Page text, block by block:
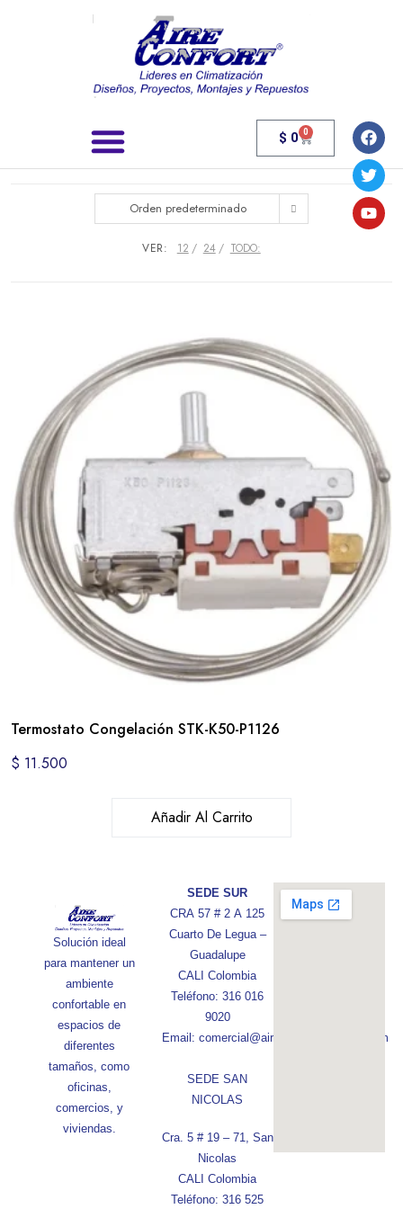
$ 0 0
Orden predeterminado
VER: 12 24 TODO:
Termostato Congelación STK-K50-P1126
$ 11.500
Añadir Al Carrito
Solución ideal
para mantener un
ambiente
confortable en
espacios de
diferentes
tamaños, como
oficinas,
comercios, y
viviendas.
SEDE SUR
CRA 57 # 2 A 125
Cuarto De Legua –
Guadalupe
CALI Colombia
Teléfono: 316 016
9020
Email: comercial@aireconfortcolombia.com
SEDE SAN
NICOLAS
Cra. 5 # 19 – 71, San
Nicolas
CALI Colombia
Teléfono: 316 525